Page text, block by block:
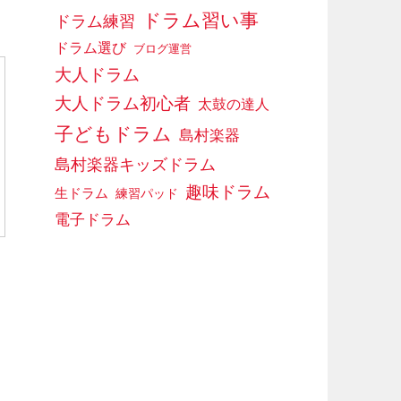
ドラム練習
ドラム習い事
ドラム選び ブログ運営
大人ドラム
大人ドラム初心者 太鼓の達人
子どもドラム 島村楽器
島村楽器キッズドラム
生ドラム 練習パッド 趣味ドラム
電子ドラム